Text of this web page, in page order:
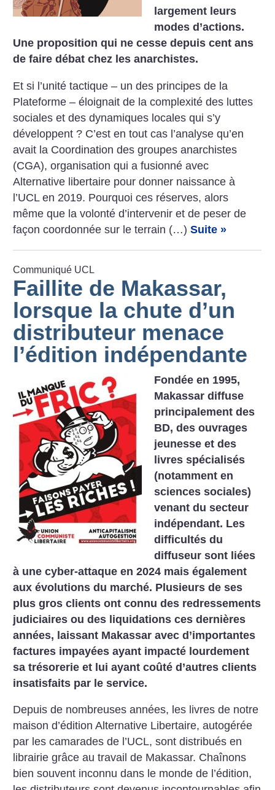
largement leurs
modes d’actions.
Une proposition qui ne cesse depuis cent ans
de faire débat chez les anarchistes.
Et si l’unité tactique – un des principes de la
Plateforme – éloignait de la complexité des luttes
sociales et des dynamiques locales qui s’y
développent ? C’est en tout cas l’analyse qu’en
avait la Coordination des groupes anarchistes
(CGA), organisation qui a fusionné avec
Alternative libertaire pour donner naissance à
l’UCL en 2019. Pourquoi ces réserves, alors
même que la volonté d’intervenir et de peser de
façon coordonnée sur le terrain (…)Suite »
Communiqué UCL
Faillite de Makassar,
lorsque la chute d’un
distributeur menace
l’édition indépendante
Fondée en 1995,
Makassar diffuse
principalement des
BD, des ouvrages
jeunesse et des
livres spécialisés
(notamment en
sciences sociales)
venant du secteur
indépendant. Les
difficultés du
diffuseur sont liées
à une cyber-attaque en 2024 mais également
aux évolutions du marché. Plusieurs de ses
plus gros clients ont connu des redressements
judiciaires ou des liquidations ces dernières
années, laissant Makassar avec d’importantes
factures impayées ayant impacté lourdement
sa trésorerie et lui ayant coûté d’autres clients
insatisfaits par le service.
Depuis de nombreuses années, les livres de notre
maison d’édition Alternative Libertaire, autogérée
par les camarades de l’UCL, sont distribués en
librairie grâce au travail de Makassar. Chaînons
bien souvent inconnu dans le monde de l’édition,